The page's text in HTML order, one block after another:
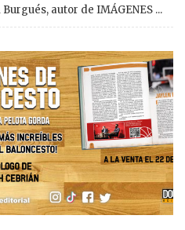
autor de IMÁGENES ...